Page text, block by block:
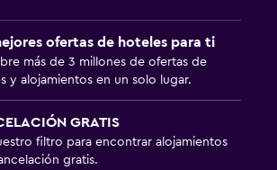
ofertas de hoteles para ti
más de 3 millones de ofertas de
y alojamientos en un solo lugar.
GRATIS
filtro para encontrar alojamientos
gratis.